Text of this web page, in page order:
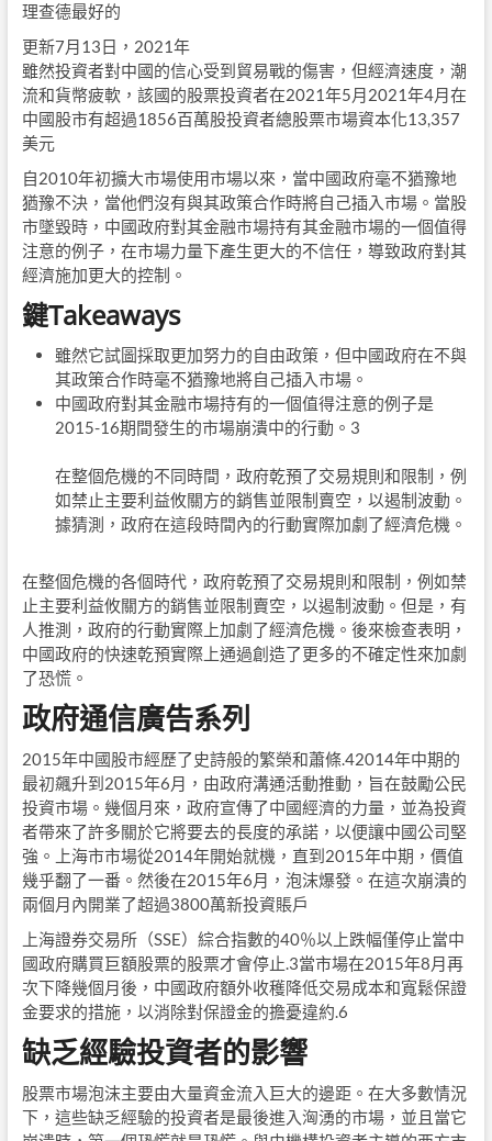
理查德最好的
更新7月13日，2021年
雖然投資者對中國的信心受到貿易戰的傷害，但經濟速度，潮
流和貨幣疲軟，該國的股票投資者在2021年5月2021年4月在
中​​國股市有超過1856百萬股投資者總股票市場資本化13,357
美元
自2010年初擴大市場使用市場以來，當中國政府毫不猶豫地
猶豫不決，當他們沒有與其政策合作時將自己插入市場。當股
市墜毀時，中國政府對其金融市場持有其金融市場的一個值得
注意的例子，在市場力量下產生更大的不信任，導致政府對其
經濟施加更大的控制。
鍵Takeaways
雖然它試圖採取更加努力的自由政策，但中國政府在不與
其政策合作時毫不猶豫地將自己插入市場。
中國政府對其金融市場持有的一個值得注意的例子是
2015-16期間發生的市場崩潰中的行動。 3
在整個危機的不同時間，政府乾預了交易規則和限制，例
如禁止主要利益攸關方的銷售並限制賣空，以遏制波動。
據猜測，政府在這段時間內的行動實際加劇了經濟危機。
在整個危機的各個時代，政府乾預了交易規則和限制，例如禁
止主要利益攸關方的銷售並限制賣空，以遏制波動。但是，有
人推測，政府的行動實際上加劇了經濟危機。後來檢查表明，
中國政府的快速乾預實際上通過創造了更多的不確定性來加劇
了恐慌。
政府通信廣告系列
2015年中國股市經歷了史詩般的繁榮和蕭條.42014年中期的
最初飆升到2015年6月，由政府溝通活動推動，旨在鼓勵公民
投資市場。幾個月來，政府宣傳了中國經濟的力量，並為投資
者帶來了許多關於它將要去的長度的承諾，以便讓中國公司堅
強。上海市市場從2014年開始就機，直到2015年中期，價值
幾乎翻了一番。然後在2015年6月，泡沫爆發。在這次崩潰的
兩個月內開業了超過3800萬新投資賬戶
上海證券交易所（SSE）綜合指數的40％以上跌幅僅停止當中
國政府購買巨額股票的股票才會停止.3當市場在2015年8月再
次下降幾個月後，中國政府額外收穫降低交易成本和寬鬆保證
金要求的措施，以消除對保證金的擔憂違約.6
缺乏經驗投資者的影響
股票市場泡沫主要由大量資金流入巨大的邊距。在大多數情況
下，這些缺乏經驗的投資者是最後進入洶湧的市場，並且當它